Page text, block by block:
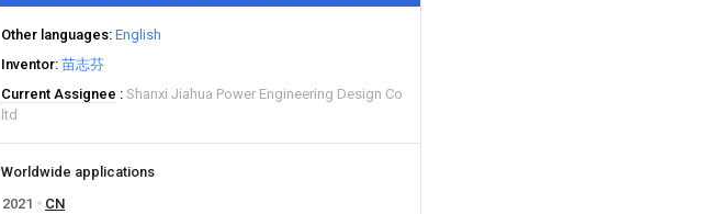
Other languages English
Inventor 苗志芬
Current Assignee
Shanxi Jiahua Power Engineering Design Co
ltd
Worldwide applications
2021
CN